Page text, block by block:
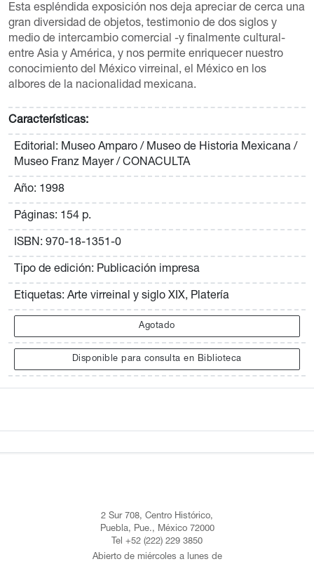
Esta espléndida exposición nos deja apreciar de cerca una
gran diversidad de objetos, testimonio de dos siglos y
medio de intercambio comercial -y finalmente cultural-
entre Asia y América, y nos permite enriquecer nuestro
conocimiento del México virreinal, el México en los
albores de la nacionalidad mexicana.
Características:
Editorial: Museo Amparo / Museo de Historia Mexicana /
Museo Franz Mayer / CONACULTA
Año: 1998
Páginas: 154 p.
ISBN: 970-18-1351-0
Tipo de edición: Publicación impresa
Etiquetas: Arte virreinal y siglo XIX, Platería
Agotado
Disponible para consulta en Biblioteca
2 Sur 708, Centro Histórico,
Puebla, Pue., México 72000
Tel +52 (222) 229 3850
Abierto de miércoles a lunes de